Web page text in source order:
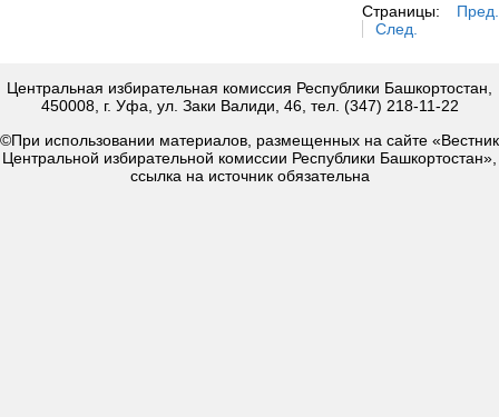
Страницы:
Пред.
След.
Центральная избирательная комиссия Республики Башкортостан,
450008, г. Уфа, ул. Заки Валиди, 46, тел. (347) 218-11-22
©При использовании материалов, размещенных на сайте «Вестник
Центральной избирательной комиссии Республики Башкортостан»,
ссылка на источник обязательна